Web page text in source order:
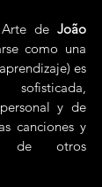
de João
como una
es
y de
canciones y
de otros